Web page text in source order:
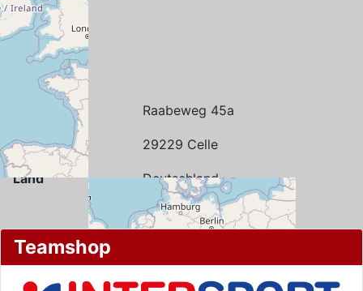
Raabeweg 45a
Stadt 29229 Celle
Land Deutschland
Teamshop